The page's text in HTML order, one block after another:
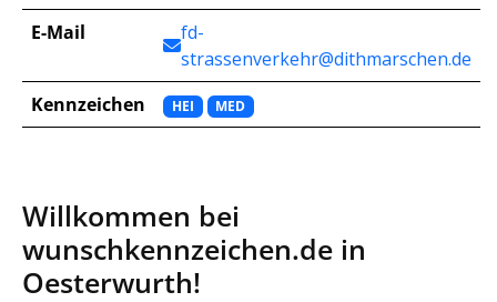
E-Mail
fd-
strassenverkehr@dithmarschen.de
Kennzeichen
HEI MED
Willkommen bei
wunschkennzeichen.de in
Oesterwurth!